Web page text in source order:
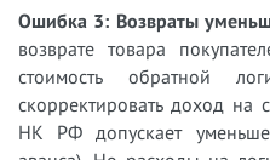
Ошибка 3: Возвраты
возврате товара
стоимость обратной
скорректировать доход на
НК РФ допускает